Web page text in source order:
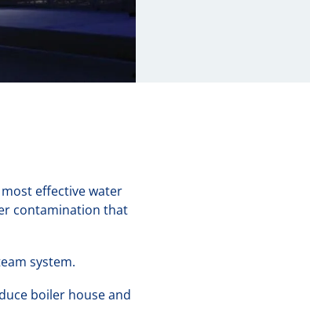
effective water
contamination that
system.
boiler house and